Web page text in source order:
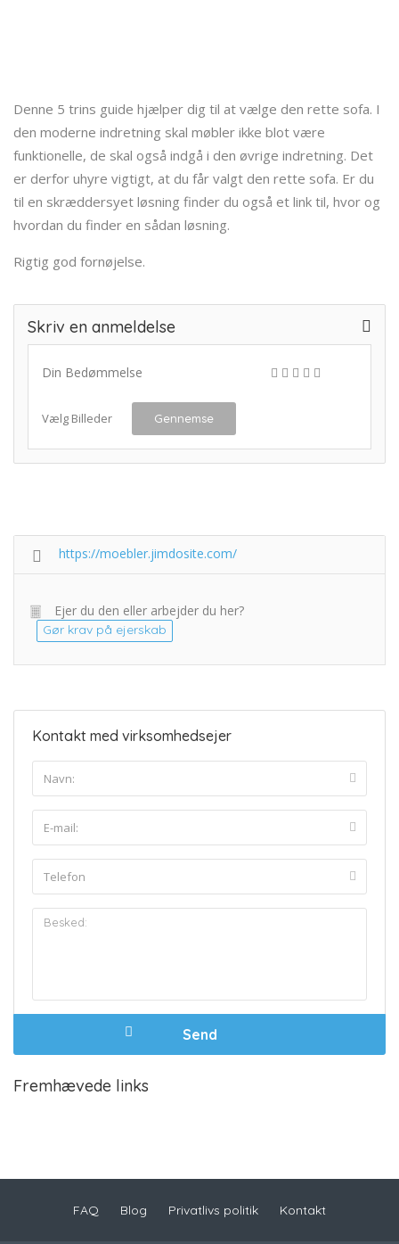
Denne 5 trins guide hjælper dig til at vælge den rette sofa. I
den moderne indretning skal møbler ikke blot være
funktionelle, de skal også indgå i den øvrige indretning. Det
er derfor uhyre vigtigt, at du får valgt den rette sofa. Er du
til en skræddersyet løsning finder du også et link til, hvor og
hvordan du finder en sådan løsning.
Rigtig god fornøjelse.
Skriv en anmeldelse
Din Bedømmelse
Vælg Billeder Gennemse
https://moebler.jimdosite.com/
Ejer du den eller arbejder du her?
Gør krav på ejerskab
Kontakt med virksomhedsejer
Fremhævede links
FAQ Blog Privatlivs politik Kontakt